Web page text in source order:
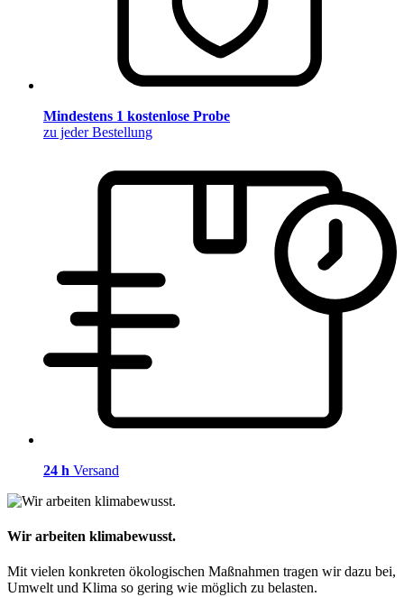
Mindestens 1 kostenlose Probe
zu jeder Bestellung
24 h Versand
Wir arbeiten klimabewusst.
Mit vielen konkreten ökologischen Maßnahmen tragen wir dazu bei,
Umwelt und Klima so gering wie möglich zu belasten.